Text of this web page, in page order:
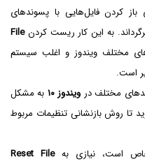
کردن فایل‌هایی با پسوندهای
به این کار ریست کردنFile
مختلف ویندوز و اغلب سیستم
است.
مختلف در ویندوز ۱۰
به مشکل
تا روش بازنشانی تنظیمات مربوط
است، نیازی بهReset File